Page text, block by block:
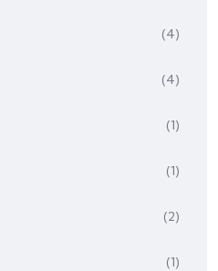
(4)
(4)
(1)
(1)
(2)
(1)